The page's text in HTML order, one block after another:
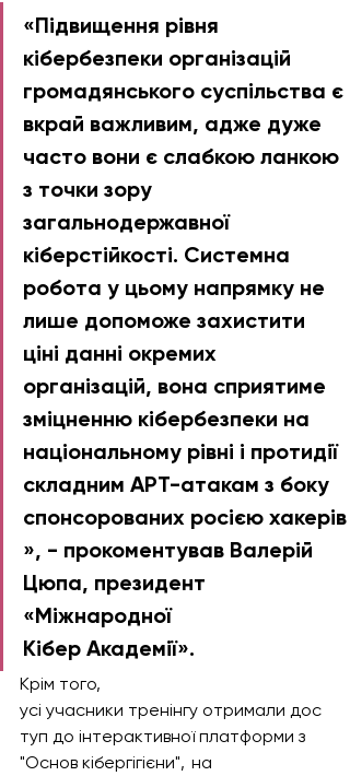
«Підвищення рівня
кібербезпеки організацій
громадянського суспільства є
вкрай важливим, адже дуже
часто вони є слабкою ланкою
з точки зору
загальнодержавної
кіберстійкості. Системна
робота у цьому напрямку не
лише допоможе захистити
ціні данні окремих
організацій, вона сприятиме
зміцненню кібербезпеки на
національному рівні і протидії
складним APT-атакам з боку
спонсорованих росією хакерів
», - прокоментував Валерій
Цюпа, президент
«Міжнародної
Кібер Академії».
Крім того,
усі учасники тренінгу отримали дос
туп до інтерактивної платформи з
"Основ кібергігієни",  на